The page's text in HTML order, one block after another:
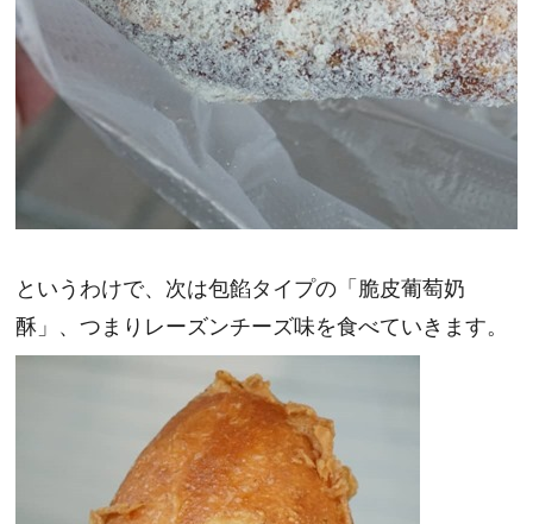
というわけで、次は包餡タイプの「脆皮葡萄奶
酥」、つまりレーズンチーズ味を食べていきます。